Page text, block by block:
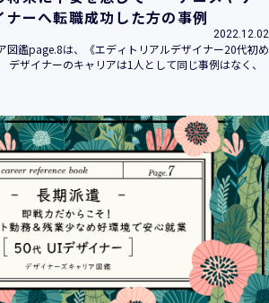
ーへ転職成功した方の事例
2022.12.02
図鑑page.8は、《エディトリアルデザイナー20代初め
デザイナーのキャリアは1人として同じ事例はなく、